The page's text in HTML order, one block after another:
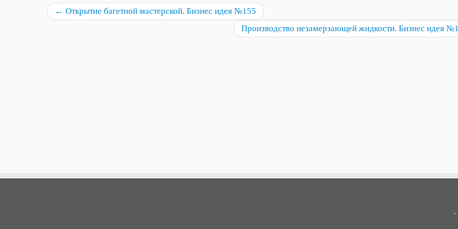
← Открытие багетной мастерской. Бизнес идея №155
Производство незамерзающей жидкости. Бизнес идея